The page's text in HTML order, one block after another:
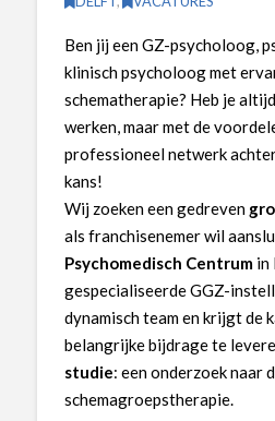
Ben jij een GZ-psycholoog,
klinisch psycholoog met
schematherapie? Heb je
werken, maar met de
professioneel netwerk
kans!
Wij zoeken een gedreven
als franchisenemer wil
Psychomedisch Centrumin
gespecialiseerde GGZ-
dynamisch team en krijgt de
belangrijke bijdrage te
studie: een onderzoek naar
schemagroepstherapie.